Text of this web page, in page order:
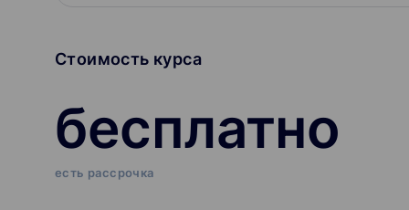
Стоимость курса
бесплатно
есть рассрочка